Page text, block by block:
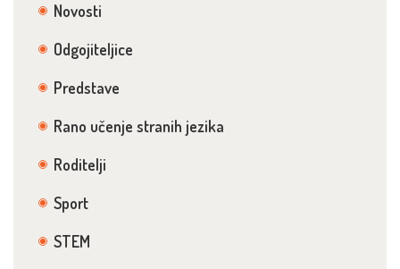
Novosti
Odgojiteljice
Predstave
Rano učenje stranih jezika
Roditelji
Sport
STEM